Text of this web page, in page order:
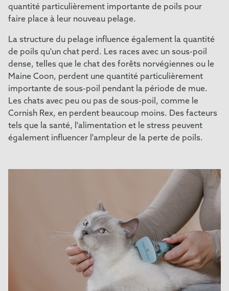
quantité particulièrement importante de poils pour
faire place à leur nouveau pelage.
La structure du pelage influence également la quantité
de poils qu'un chat perd. Les races avec un sous-poil
dense, telles que le chat des forêts norvégiennes ou le
Maine Coon, perdent une quantité particulièrement
importante de sous-poil pendant la période de mue.
Les chats avec peu ou pas de sous-poil, comme le
Cornish Rex, en perdent beaucoup moins. Des facteurs
tels que la santé, l'alimentation et le stress peuvent
également influencer l'ampleur de la perte de poils.